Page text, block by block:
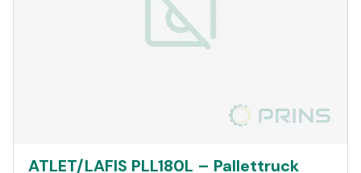
ATLET/LAFIS PLL180L – Pallettruck